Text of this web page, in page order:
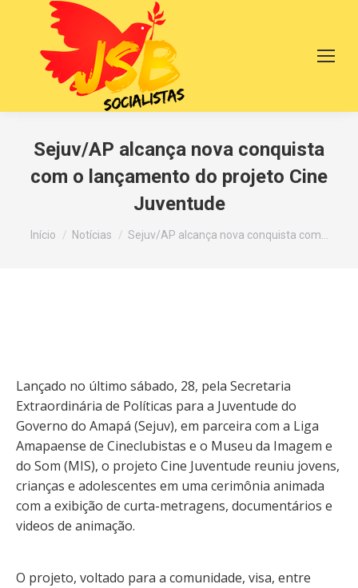
Sejuv/AP alcança nova conquista
com o lançamento do projeto Cine
Juventude
Você está aqui:
Início Notícias Sejuv/AP alcança nova conquista com…
Lançado no último sábado, 28, pela Secretaria
Extraordinária de Políticas para a Juventude do
Governo do Amapá (Sejuv), em parceira com a Liga
Amapaense de Cineclubistas e o Museu da Imagem e
do Som (MIS), o projeto Cine Juventude reuniu jovens,
crianças e adolescentes em uma cerimônia animada
com a exibição de curta-metragens, documentários e
videos de animação.
O projeto, voltado para a comunidade, visa, entre